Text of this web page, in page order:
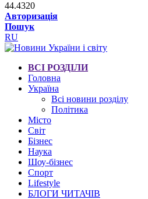
44.4320
Авторизація
Пошук
RU
ВСІ РОЗДІЛИ
Головна
Україна
Всі новини розділу
Політика
Місто
Світ
Бізнес
Наука
Шоу-бізнес
Спорт
Lifestyle
БЛОГИ ЧИТАЧІВ